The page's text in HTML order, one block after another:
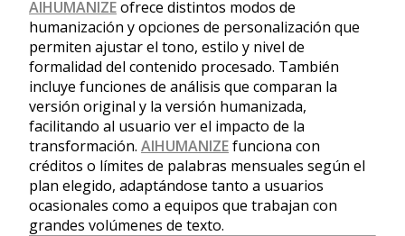
AIHUMANIZEofrece distintos modos de
humanización y opciones de personalización que
permiten ajustar el tono, estilo y nivel de
formalidad del contenido procesado. También
incluye funciones de análisis que comparan la
versión original y la versión humanizada,
facilitando al usuario ver el impacto de la
transformación. AIHUMANIZEfunciona con
créditos o límites de palabras mensuales según el
plan elegido, adaptándose tanto a usuarios
ocasionales como a equipos que trabajan con
grandes volúmenes de texto.